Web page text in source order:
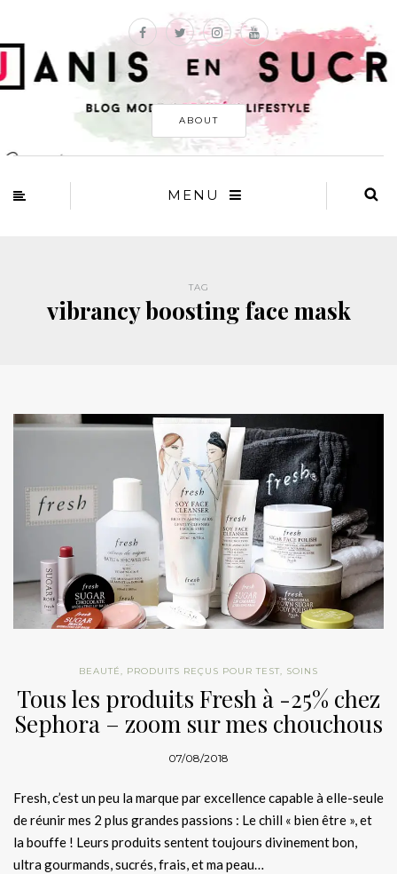
ABOUT
MENU
TAG
vibrancy boosting face mask
BEAUTÉ, PRODUITS REÇUS POUR TEST, SOINS
Tous les produits Fresh à -25% chez
Sephora – zoom sur mes chouchous
07/08/2018
Fresh, c’est un peu la marque par excellence capable à elle-seule
de réunir mes 2 plus grandes passions : Le chill « bien être », et
la bouffe ! Leurs produits sentent toujours divinement bon,
ultra gourmands, sucrés, frais, et ma peau…